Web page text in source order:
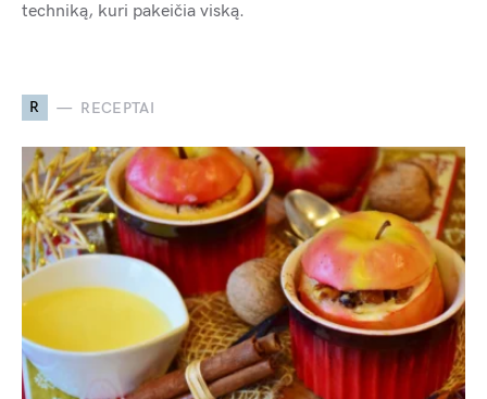
techniką, kuri pakeičia viską.
R RECEPTAI